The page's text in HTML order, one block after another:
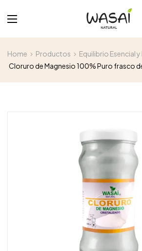
Home Productos
Equilibrio Esencial
Cloruro de Magnesio 100% Puro frasco